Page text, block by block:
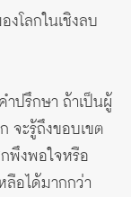
โลกในเชิงลบ
ปรึกษา ถ้าเป็นผู้
จะรู้ถึงขอบเขต
พึงพอใจหรือ
ลือได้มากกว่า